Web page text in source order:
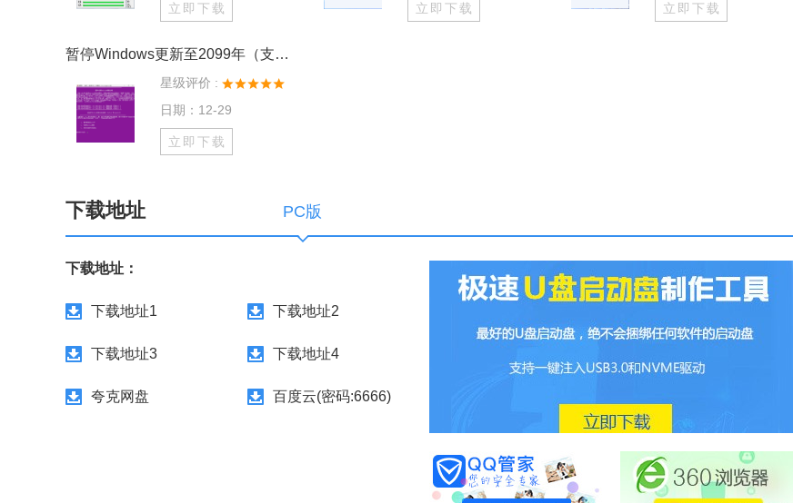
立即下载 立即下载 立即下载
暂停Windows更新至2099年（支持win10及更高系统）
星级评价 :
日期：12-29
立即下载
下载地址 PC版
下载地址：
下载地址1 下载地址2
下载地址3 下载地址4
夸克网盘 百度云(密码:6666)